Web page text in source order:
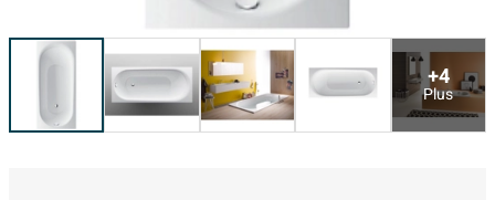
+4
Plus